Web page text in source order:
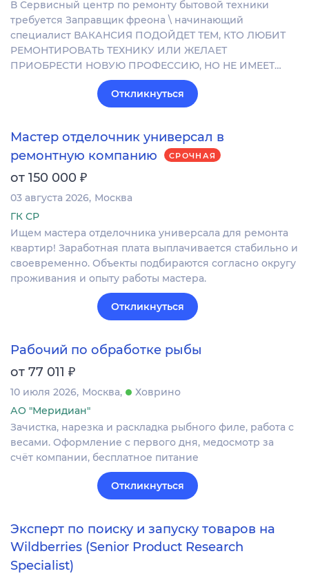
В Сервисный центр по ремонту бытовой техники
требуется Заправщик фреона \ начинающий
специалист ВАКАНСИЯ ПОДОЙДЕТ ТЕМ, КТО ЛЮБИТ
РЕМОНТИРОВАТЬ ТЕХНИКУ ИЛИ ЖЕЛАЕТ
ПРИОБРЕСТИ НОВУЮ ПРОФЕССИЮ, НО НЕ ИМЕЕТ…
Откликнуться
Мастер отделочник универсал в
ремонтную компанию
СРОЧНАЯ
от 150 000 ₽
03 августа 2026 Москва
ГК СР
Ищем мастера отделочника универсала для ремонта
квартир! Заработная плата выплачивается стабильно и
своевременно. Объекты подбираются согласно округу
проживания и опыту работы мастера.
Откликнуться
Рабочий по обработке рыбы
от 77 011 ₽
10 июля 2026 Москва
Ховрино
АО "Меридиан"
Зачистка, нарезка и раскладка рыбного филе, работа с
весами. Оформление c первого дня, медосмотр за
счёт компании, бесплатное питание
Откликнуться
Эксперт по поиску и запуску товаров на
Wildberries (Senior Product Research
Specialist)